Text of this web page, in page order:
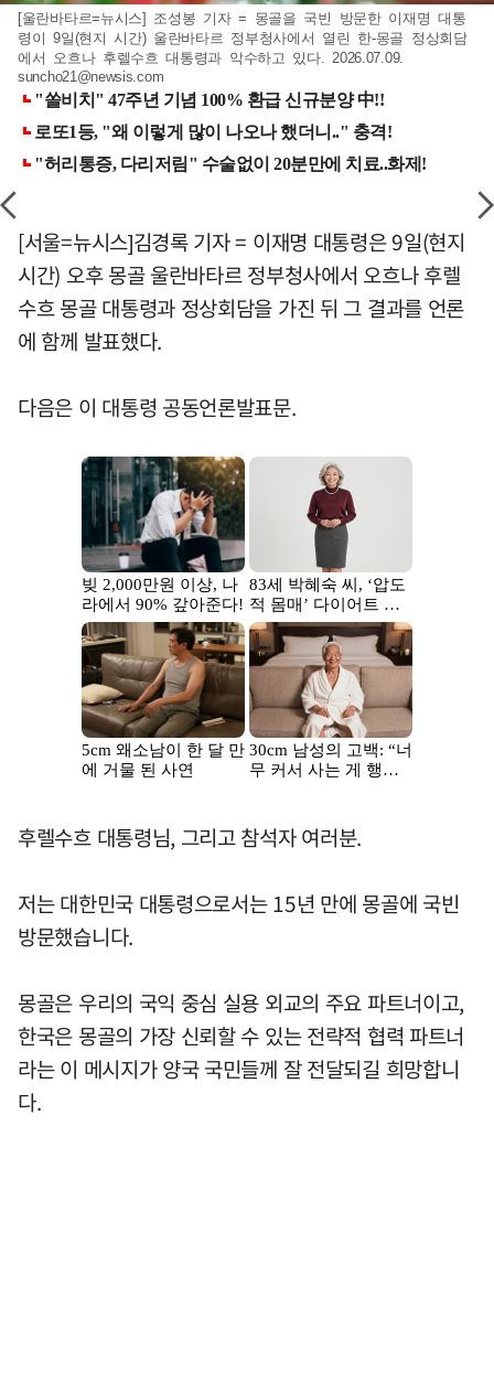
[울란바타르=뉴시스] 조성봉 기자 = 몽골을 국빈 방문한 이재명 대통
령이 9일(현지 시간) 울란바타르 정부청사에서 열린 한-몽골 정상회담
에서 오흐나 후렐수흐 대통령과 악수하고 있다. 2026.07.09.
suncho21@newsis.com
[서울=뉴시스]김경록 기자 = 이재명 대통령은 9일(현지
시간) 오후 몽골 울란바타르 정부청사에서 오흐나 후렐
수흐 몽골 대통령과 정상회담을 가진 뒤 그 결과를 언론
에 함께 발표했다.
다음은 이 대통령 공동언론발표문.
후렐수흐 대통령님, 그리고 참석자 여러분.
저는 대한민국 대통령으로서는 15년 만에 몽골에 국빈
방문했습니다.
몽골은 우리의 국익 중심 실용 외교의 주요 파트너이고,
한국은 몽골의 가장 신뢰할 수 있는 전략적 협력 파트너
라는 이 메시지가 양국 국민들께 잘 전달되길 희망합니
다.